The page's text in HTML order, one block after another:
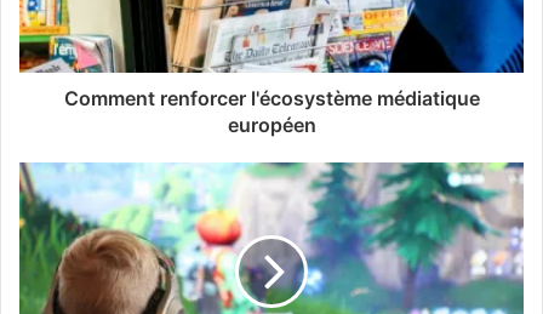
Comment renforcer l'écosystème médiatique
européen